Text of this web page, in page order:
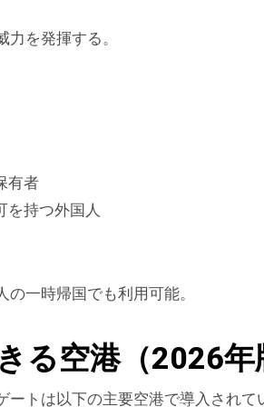
力を発揮する。
有者
を持つ外国人
の一時帰国でも利用可能。
る空港（2026年
ートは以下の主要空港で導入されて